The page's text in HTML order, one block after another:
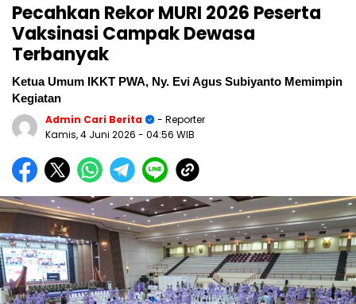
Pecahkan Rekor MURI 2026 Peserta
Vaksinasi Campak Dewasa
Terbanyak
Ketua Umum IKKT PWA, Ny. Evi Agus Subiyanto Memimpin
Kegiatan
Admin Cari Berita
- Reporter
Kamis, 4 Juni 2026 - 04:56 WIB